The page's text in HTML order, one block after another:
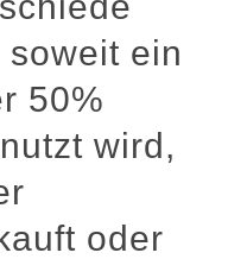
ein
50%
wird,
oder